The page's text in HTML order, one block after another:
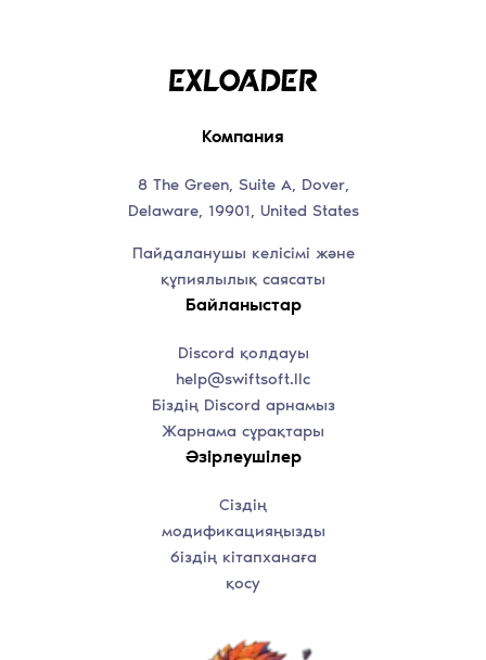
Компания
8 The Green, Suite A, Dover,
Delaware, 19901, United States
Пайдаланушы келісімі және
құпиялылық саясаты
Байланыстар
Discord қолдауы
help@swiftsoft.llc
Біздің Discord арнамыз
Жарнама сұрақтары
Әзірлеушілер
Сіздің
модификацияңызды
біздің кітапханаға
қосу